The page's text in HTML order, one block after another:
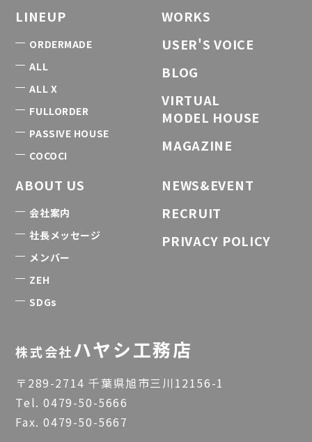
LINEUP
ORDERMADE
ALL
ALL X
FULLORDER
PASSIVE HOUSE
COCOCI
WORKS
USER'S VOICE
BLOG
VIRTUAL
MODEL HOUSE
MAGAZINE
ABOUT US
会社案内
社長メッセージ
メンバー
ZEH
SDGs
NEWS&EVENT
RECRUIT
PRIVACY POLICY
株式会社ハヤシ工務店
〒289-2714 千葉県旭市三川12156-1
Tel.0479-50-5666
Fax. 0479-50-5667